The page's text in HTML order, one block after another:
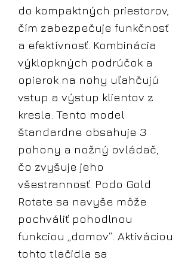
do kompaktných priestorov,
čím zabezpečuje funkčnosť
a efektívnosť. Kombinácia
výklopkných podrúčok a
opierok na nohy uľahčujú
vstup a výstup klientov z
kresla. Tento model
štandardne obsahuje 3
pohony a nožný ovládač,
čo zvyšuje jeho
všestrannosť. Podo Gold
Rotate sa navyše môže
pochváliť pohodlnou
funkciou „domov“. Aktiváciou
tohto tlačidla sa